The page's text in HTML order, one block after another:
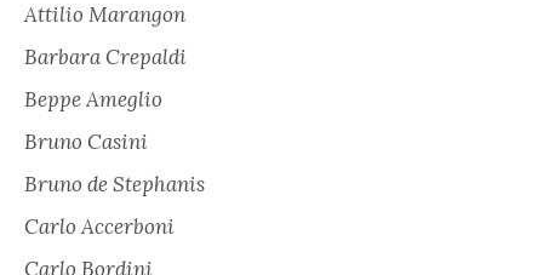
Attilio Marangon
Barbara Crepaldi
Beppe Ameglio
Bruno Casini
Bruno de Stephanis
Carlo Accerboni
Carlo Bordini